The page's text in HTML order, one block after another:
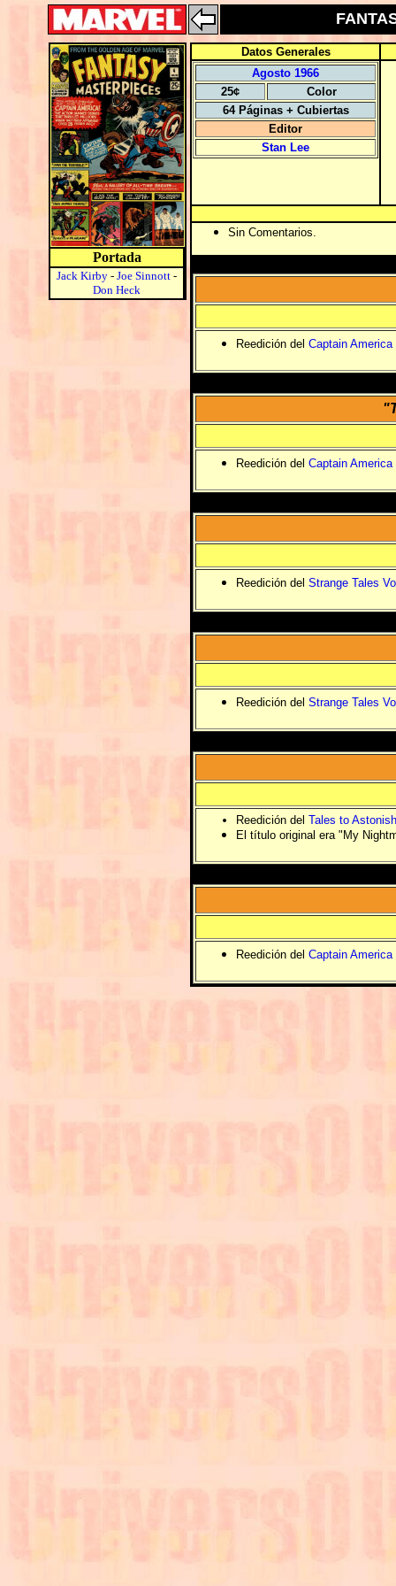
Portada
Jack Kirby - Joe Sinnott -
Don Heck
Datos Generales
Agosto 1966
25¢
Color
64 Páginas + Cubiertas
Editor
Stan Lee
Sin Comentarios.
Reedición del Captain
Reedición del Captain
Reedición del Strange Tales
Reedición del Strange Tales
Reedición del Tales to
El título original era "My
Reedición del Captain